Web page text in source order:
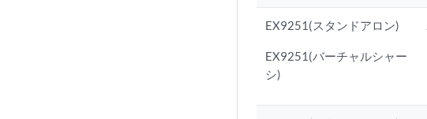
EX9251(スタンドアロン)
EX9251(バーチャルシャー
シ)